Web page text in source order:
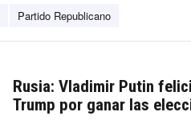
Partido Republicano
Rusia: Vladimir Putin
Trump por ganar las